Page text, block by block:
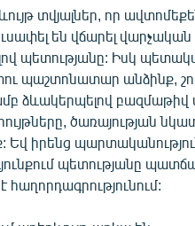
տվյալներ, որ
են վճարել վարչական
պետությանը: Իսկ
պաշտոնատար անձինք,
ձևակերպելով բազմաթիվ
ծառայության
Եվ իրենց
պետությանը